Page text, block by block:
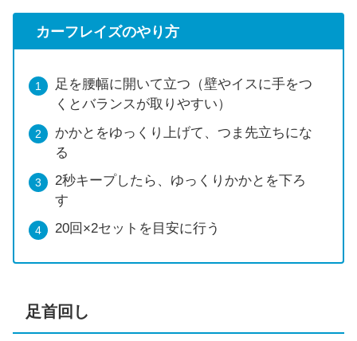
カーフレイズのやり方
足を腰幅に開いて立つ（壁やイスに手をつ
くとバランスが取りやすい）
かかとをゆっくり上げて、つま先立ちにな
る
2秒キープしたら、ゆっくりかかとを下ろ
す
20回×2セットを目安に行う
足首回し